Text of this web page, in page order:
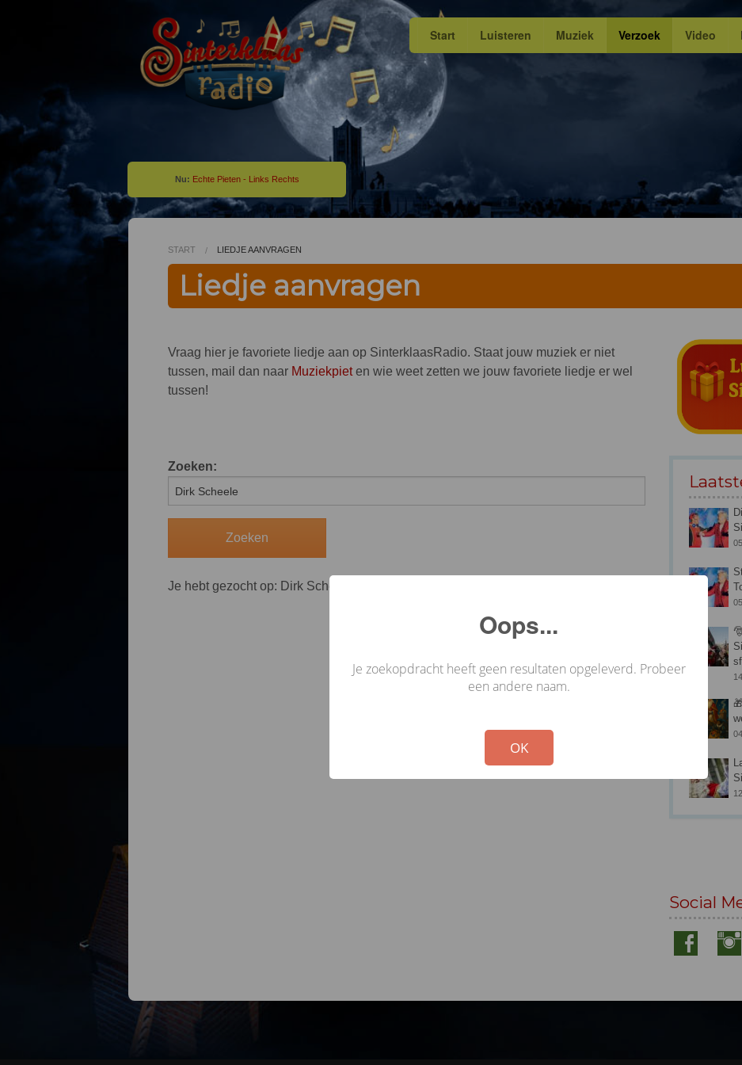
Start Luisteren Muziek Verzoek Video
Nu: Echte Pieten - Links Rechts
START LIEDJE AANVRAGEN
Liedje aanvragen
Vraag hier je favoriete liedje aan op SinterklaasRadio. Staat jouw muziek er niet
tussen, mail dan naar Muziekpieten wie weet zetten we jouw favoriete liedje er wel
tussen!
Zoeken:
Je hebt gezocht op: Dirk Scheele
Social
Oops...
Je zoekopdracht heeft geen resultaten opgeleverd. Probeer
een andere naam.
OK